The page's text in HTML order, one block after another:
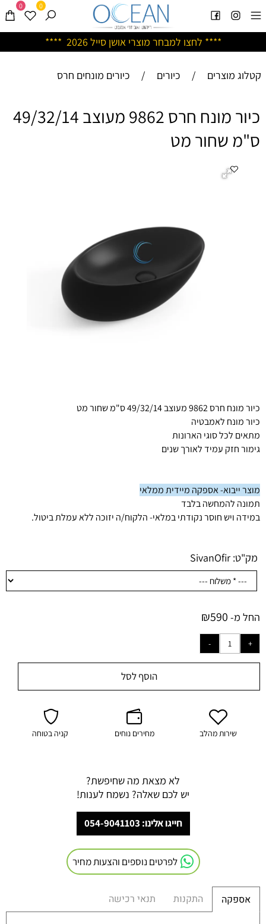
**** לחצו למבחר מוצרי אושן סייל 2026 ****
0 0
קטלוג מוצרים / כיורים / כיורים מונחים חרס
כיור מונח חרס 9862 מעוצב 49/32/14
ס"מ שחור מט
כיור מונח חרס 9862 מעוצב 49/32/14 ס"מ שחור מט
כיור מונח לאמבטיה
מתאים לכל סוגי הארונות
גימור חזק עמיד לאורך שנים
מוצר ייבוא- אספקה מיידית ממלאי
תמונה להמחשה בלבד
במידה ויש חוסר נקודתי במלאי- הלקוח/ה יזוכה ללא עמלת ביטול.
מק"ט: SivanOfir
החל מ- ₪590
הוסף לסל
שירות מהלב מחירים נוחים קניה בטוחה
לא מצאת מה שחיפשת?
יש לכם שאלה? נשמח לענות!
חייגו אלינו: 054-9041103
לפרטים נוספים והצעות מחיר
אספקה התקנות תנאי רכישה